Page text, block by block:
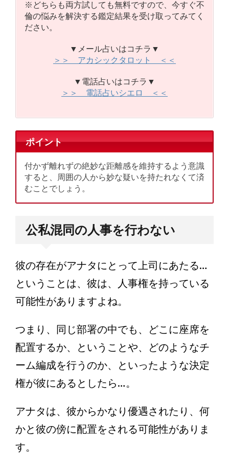
※どちらも両方試しても無料ですので、今すぐ不
倫の悩みを解決する鑑定結果を受け取ってみてく
ださい。
▼メール占いはコチラ▼
＞＞ アカシックタロット ＜＜
▼電話占いはコチラ▼
＞＞ 電話占いシエロ ＜＜
ポイント
付かず離れずの絶妙な距離感を維持するよう意識
すると、周囲の人から妙な疑いを持たれなくて済
むことでしょう。
公私混同の人事を行わない
彼の存在がアナタにとって上司にあたる…
ということは、彼は、人事権を持っている
可能性がありますよね。
つまり、同じ部署の中でも、どこに座席を
配置するか、ということや、どのようなチ
ーム編成を行うのか、といったような決定
権が彼にあるとしたら…。
アナタは、彼からかなり優遇されたり、何
かと彼の傍に配置をされる可能性がありま
す。